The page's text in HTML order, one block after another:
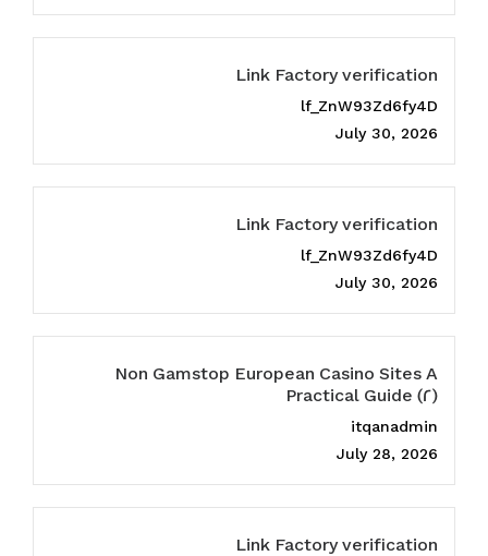
Link Factory verification
lf_ZnW93Zd6fy4D
July 30, 2026
Link Factory verification
lf_ZnW93Zd6fy4D
July 30, 2026
Non Gamstop European Casino Sites A
Practical Guide (2)
itqanadmin
July 28, 2026
Link Factory verification